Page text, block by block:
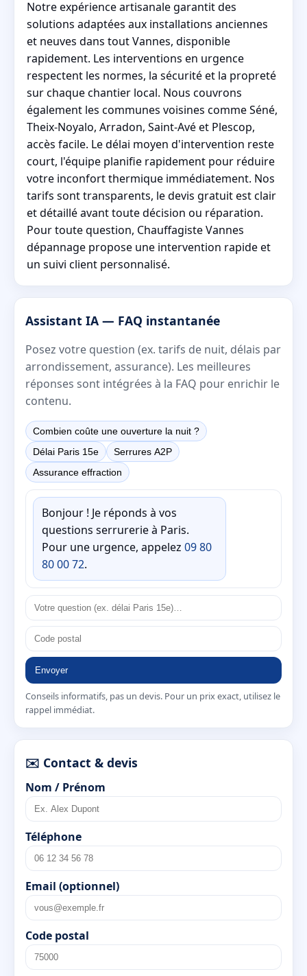
Notre expérience artisanale garantit des
solutions adaptées aux installations anciennes
et neuves dans tout Vannes, disponible
rapidement. Les interventions en urgence
respectent les normes, la sécurité et la propreté
sur chaque chantier local. Nous couvrons
également les communes voisines comme Séné,
Theix-Noyalo, Arradon, Saint-Avé et Plescop,
accès facile. Le délai moyen d'intervention reste
court, l'équipe planifie rapidement pour réduire
votre inconfort thermique immédiatement. Nos
tarifs sont transparents, le devis gratuit est clair
et détaillé avant toute décision ou réparation.
Pour toute question, Chauffagiste Vannes
dépannage propose une intervention rapide et
un suivi client personnalisé.
Assistant IA — FAQ instantanée
Posez votre question (ex. tarifs de nuit, délais par
arrondissement, assurance). Les meilleures
réponses sont intégrées à la FAQ pour enrichir le
contenu.
Combien coûte une ouverture la nuit ?
Délai Paris 15e
Serrures A2P
Assurance effraction
Bonjour ! Je réponds à vos
questions serrurerie à Paris.
Pour une urgence, appelez 09 80
80 00 72.
Envoyer
Conseils informatifs, pas un devis. Pour un prix exact, utilisez le
rappel immédiat.
✉️ Contact & devis
Nom / Prénom
Téléphone
Email (optionnel)
Code postal